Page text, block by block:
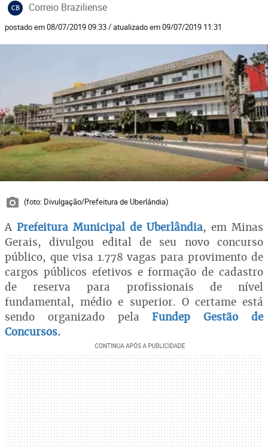
CB Correio Braziliense
postado em 08/07/2019 09:33 / atualizado em 09/07/2019 11:31
(foto: Divulgação/Prefeitura de Uberlândia)
A Prefeitura Municipal de Uberlândia, em Minas
Gerais, divulgou edital de seu novo concurso
público, que visa 1.778 vagas para provimento de
cargos públicos efetivos e formação de cadastro
de reserva para profissionais de nível
fundamental, médio e superior. O certame está
sendo organizado pelaFundep Gestão de
Concursos.